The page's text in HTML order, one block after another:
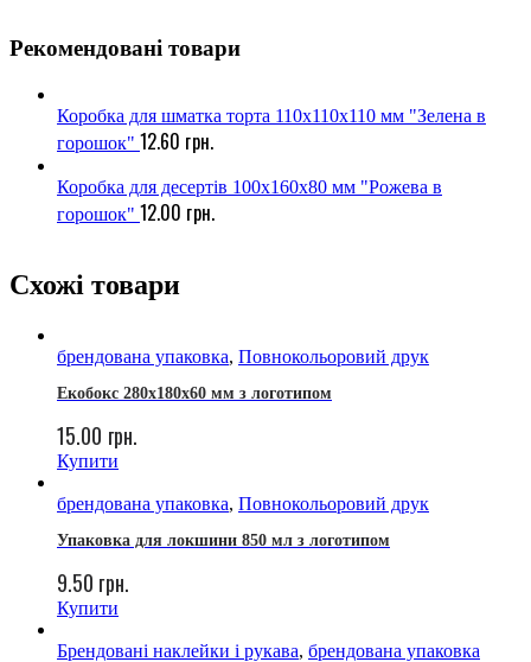
Рекомендовані товари
Коробка для шматка торта 110х110х110 мм "Зелена в
горошок" 12.60 грн.
Коробка для десертів 100х160х80 мм "Рожева в
горошок" 12.00 грн.
Схожі товари
брендована упаковка, Повнокольоровий друк
Екобокс 280х180х60 мм з логотипом
15.00 грн.
Купити
брендована упаковка, Повнокольоровий друк
Упаковка для локшини 850 мл з логотипом
9.50 грн.
Купити
Брендовані наклейки і рукава, брендована упаковка